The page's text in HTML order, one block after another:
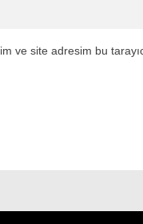
ve site adresim bu